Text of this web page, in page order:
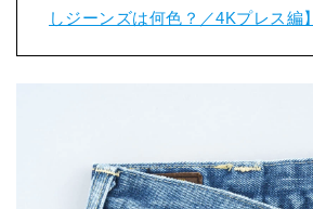
しジーンズは何色？／4Kプレス編】